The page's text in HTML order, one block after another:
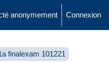
anonymement Connexion
finalexam 101221